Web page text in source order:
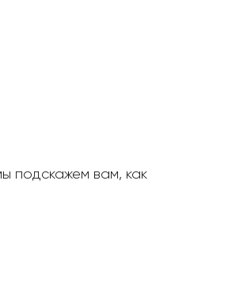
подскажем вам, как